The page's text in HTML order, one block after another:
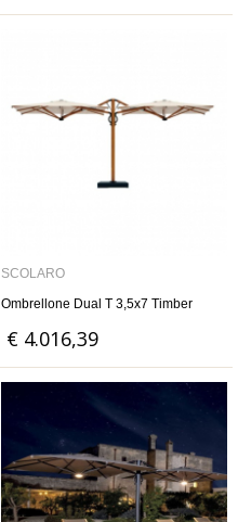
SCOLARO
Ombrellone Dual T 3,5x7 Timber
€ 4.016,39